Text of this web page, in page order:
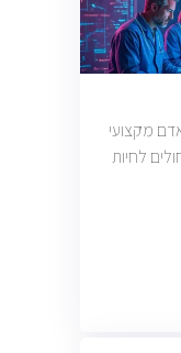
מקצועי
לחיות